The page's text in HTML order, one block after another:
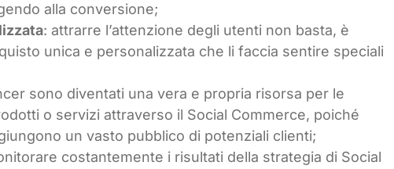
alla conversione;
: attrarre l’attenzione degli utenti non basta, è
unica e personalizzata che li faccia sentire speciali
sono diventati una vera e propria risorsa per le
o servizi attraverso il Social Commerce, poiché
un vasto pubblico di potenziali clienti;
costantemente i risultati della strategia di Social